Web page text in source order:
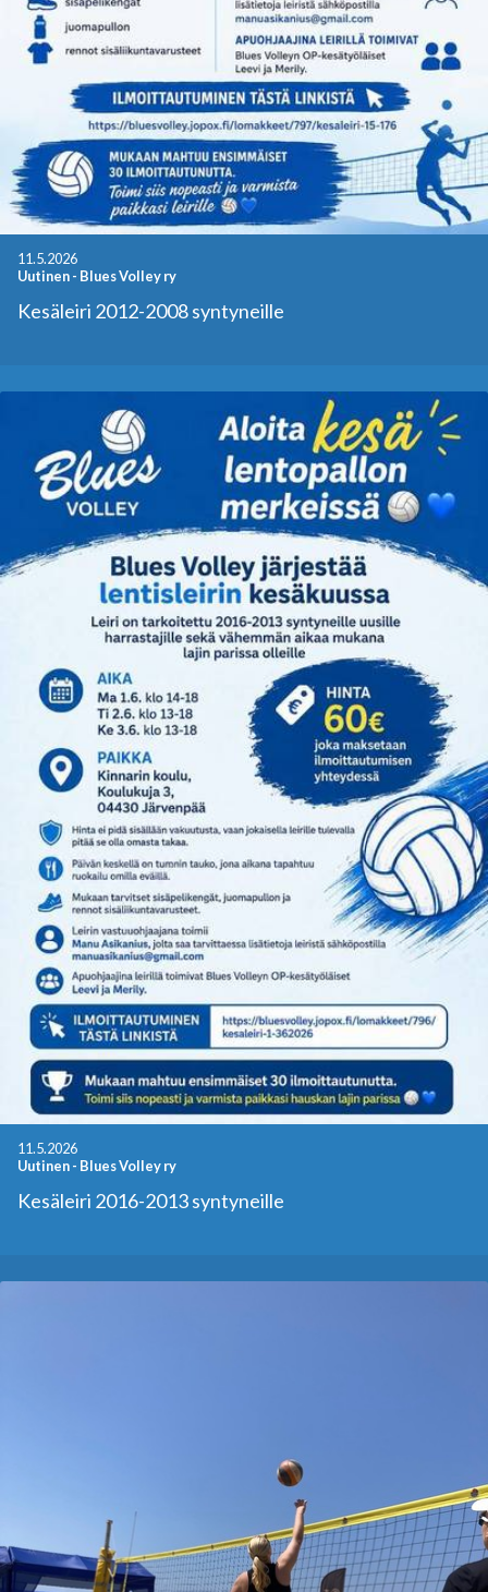
11.5.2026
Uutinen- Blues Volley ry
Kesäleiri 2012-2008 syntyneille
11.5.2026
Uutinen- Blues Volley ry
Kesäleiri 2016-2013 syntyneille